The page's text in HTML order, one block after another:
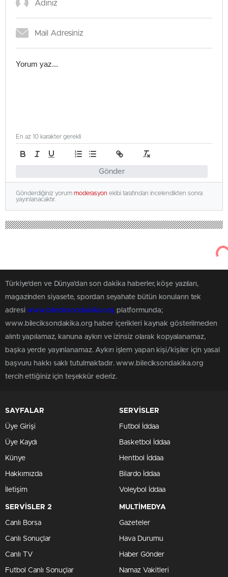
Gönder
En az 10 karakter gerekli
Gönderdiğiniz yorum moderasyon ekibi tarafından incelendikten sonra
yayınlanacaktır.
Türkiye'den ve Dünya’dan son dakika haberler, köşe yazıları,
magazinden siyasete, spordan seyahate bütün konuların tek
adresiwww.bileciksondakika.org platformunda;
www.bileciksondakika.org haber içerikleri kaynak gösterilmeden
alıntı yapılamaz, kanuna aykırı ve izinsiz olarak kopyalanamaz,
başka yerde yayınlanamaz. Aykırı işlem yapan kişi/kişiler için yasal
başvuru hakkı saklı tutulmaktadır. www.bileciksondakika.org
tercih ettiğiniz için teşekkür ederiz.
SAYFALAR
Üye Girişi
Üye Kaydı
Künye
Hakkımızda
İletişim
SERVİSLER
Futbol İddaa
Basketbol İddaa
Hentbol İddaa
Bilardo İddaa
Voleybol İddaa
SERVİSLER 2
Canlı Borsa
Canlı Sonuçlar
Canlı TV
Futbol Canlı Sonuçlar
MULTİMEDYA
Gazeteler
Hava Durumu
Haber Gönder
Namaz Vakitleri